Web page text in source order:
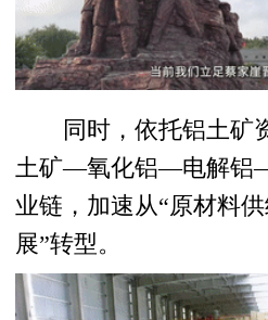
同时，依托铝土矿
土矿—氧化铝—电解铝
业链，加速从“原材料
展”转型。